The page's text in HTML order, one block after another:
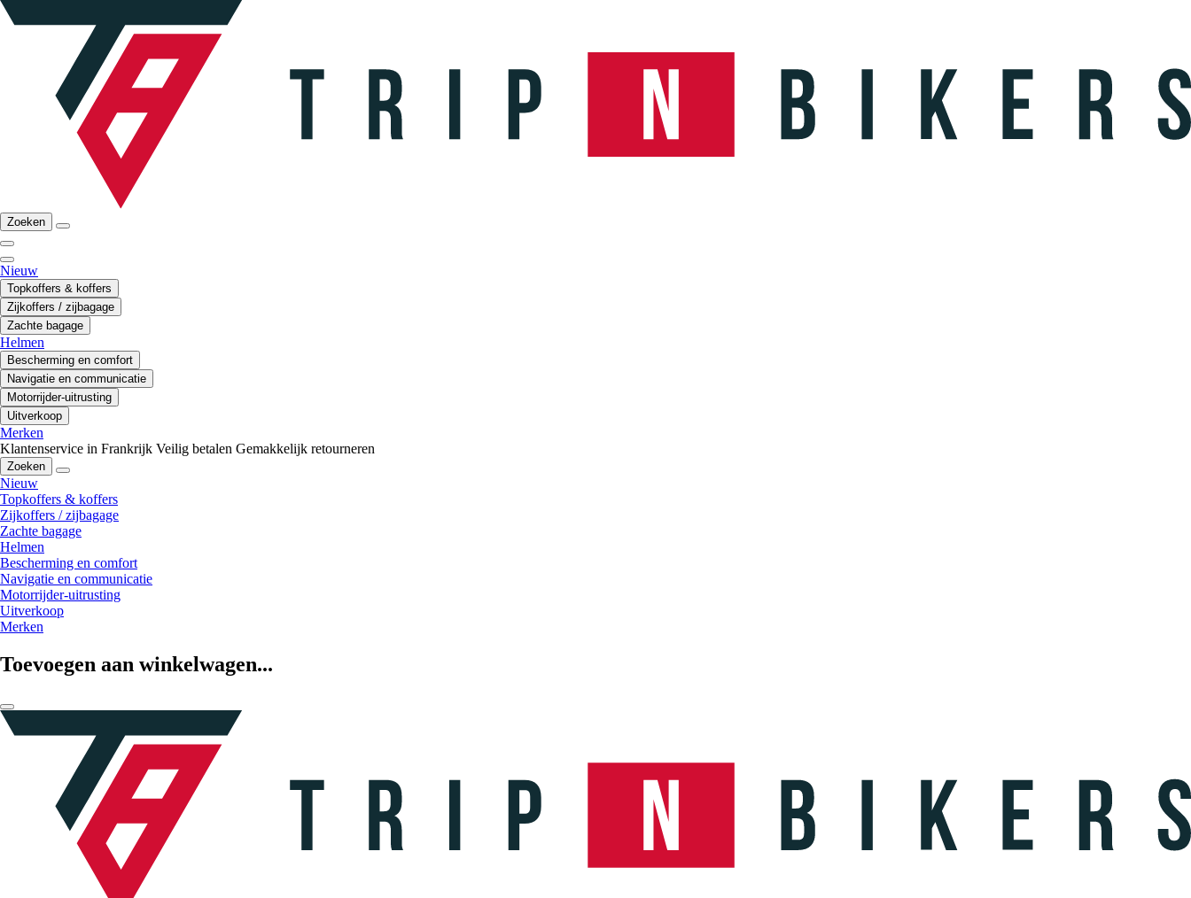
Zoeken
Nieuw
Topkoffers & koffers
Zijkoffers / zijbagage
Zachte bagage
Helmen
Bescherming en comfort
Navigatie en communicatie
Motorrijder-uitrusting
Uitverkoop
Merken
Klantenservice in Frankrijk Veilig betalen Gemakkelijk retourneren
Zoeken
Nieuw
Topkoffers & koffers
Zijkoffers / zijbagage
Zachte bagage
Helmen
Bescherming en comfort
Navigatie en communicatie
Motorrijder-uitrusting
Uitverkoop
Merken
Toevoegen aan winkelwagen...